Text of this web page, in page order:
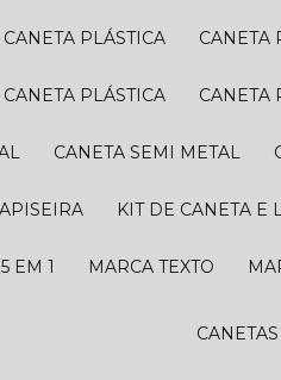
CANETA PLÁSTICA
CANETA PLÁSTICA
CANETA SEMI METAL
KIT DE CANETA E
EM 1 MARCA TEXTO
CANETAS